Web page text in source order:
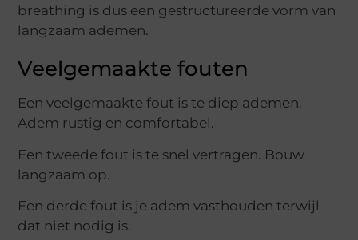
breathing is dus een gestructureerde vorm van
langzaam ademen.
Veelgemaakte fouten
Een veelgemaakte fout is te diep ademen.
Adem rustig en comfortabel.
Een tweede fout is te snel vertragen. Bouw
langzaam op.
Een derde fout is je adem vasthouden terwijl
dat niet nodig is.